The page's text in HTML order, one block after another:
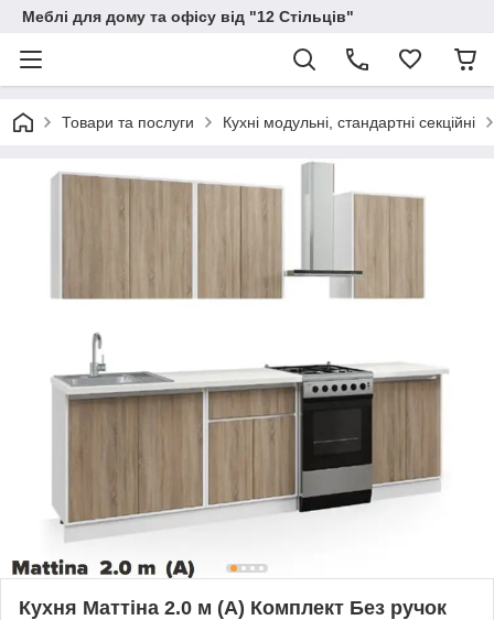
Меблі для дому та офісу від "12 Стільців"
Товари та послуги Кухні модульні, стандартні секційні
Кухня Маттіна 2.0 м (А) Комплект Без ручок